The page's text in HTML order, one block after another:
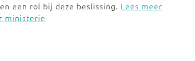
een rol bij deze beslissing. Lees meer
ministerie